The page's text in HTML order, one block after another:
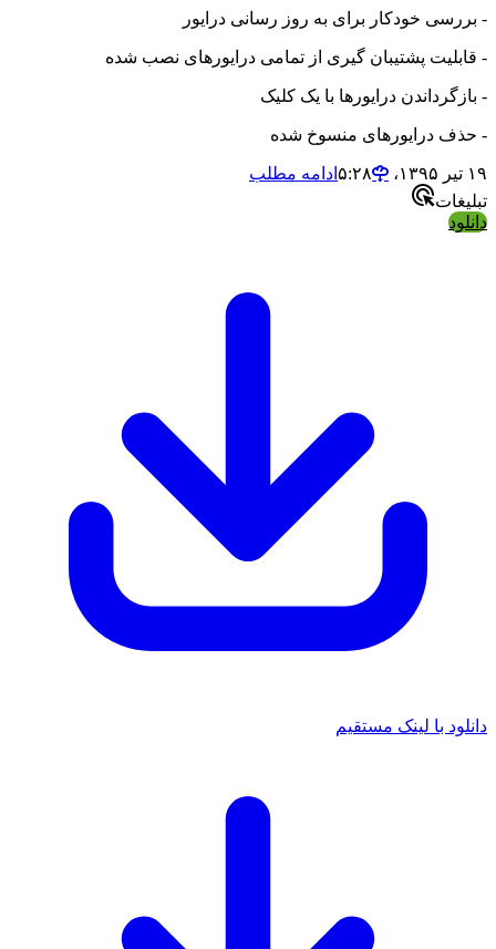
- بررسی خودکار برای به روز رسانی درایور
- قابلیت پشتیبان گیری از تمامی درایورهای نصب شده
- بازگرداندن درایورها با یک کلیک
- حذف درایورهای منسوخ شده
۱۹ تیر ۱۳۹۵،‏ ۵:۲۸
ادامه مطلب
تبلیغات
دانلود
دانلود با لینک مستقیم